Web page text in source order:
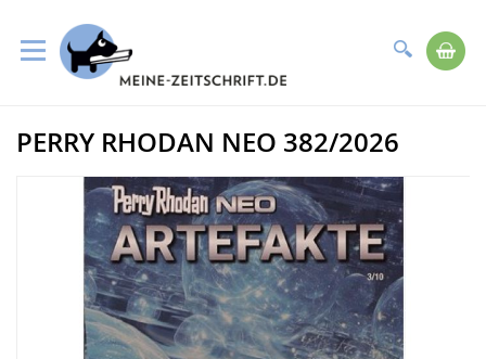
Suche
zum
Inhalt
Zum
Bildergalerie
PERRY RHODAN NEO 382/2026